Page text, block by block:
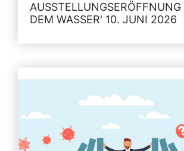
AUSSTELLUNGSERÖFFNUNG
DEM WASSER' 10. JUNI 2026